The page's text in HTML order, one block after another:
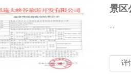
景区
...
详